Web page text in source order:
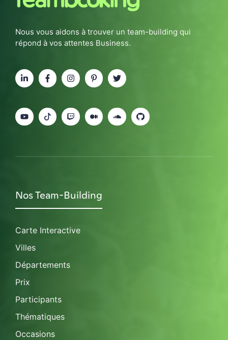
Nous vous aidons à trouver un team-building qui
répond à vos attentes Business.
Nos Team-Building
Carte Interactive
Villes
Départements
Prix
Participants
Thématiques
Occasions